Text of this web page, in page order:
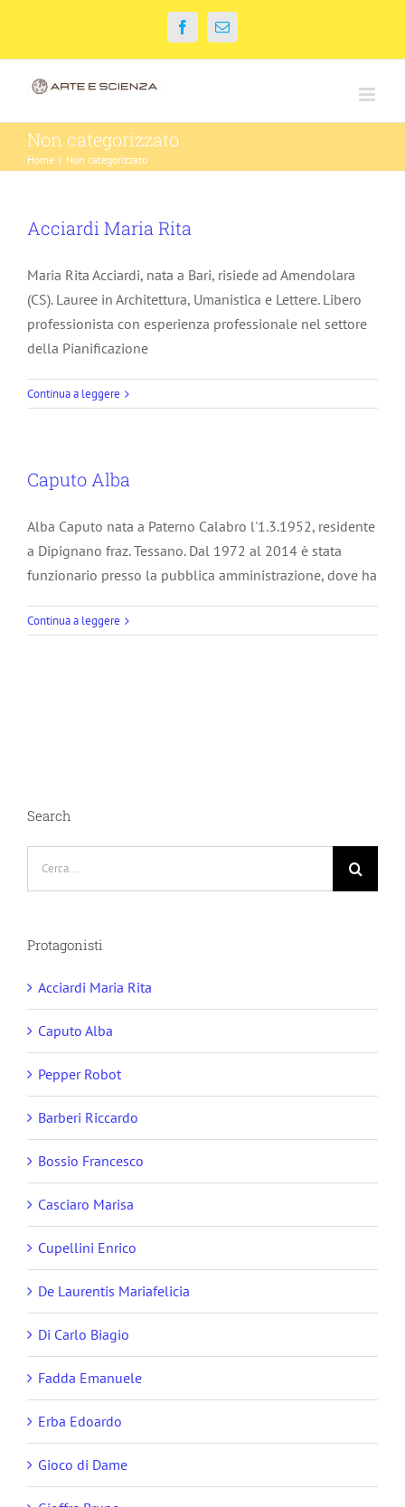
contenuto
FacebookEmail
Non categorizzato
Home | Non categorizzato
Acciardi Maria Rita
Maria Rita Acciardi, nata a Bari, risiede ad Amendolara
(CS). Lauree in Architettura, Umanistica e Lettere. Libero
professionista con esperienza professionale nel settore
della Pianificazione
Continua a leggere
Caputo Alba
Alba Caputo nata a Paterno Calabro l'1.3.1952, residente
a Dipignano fraz. Tessano. Dal 1972 al 2014 è stata
funzionario presso la pubblica amministrazione, dove ha
Continua a leggere
Search
Protagonisti
Acciardi Maria Rita
Caputo Alba
Pepper Robot
Barberi Riccardo
Bossio Francesco
Casciaro Marisa
Cupellini Enrico
De Laurentis Mariafelicia
Di Carlo Biagio
Fadda Emanuele
Erba Edoardo
Gioco di Dame